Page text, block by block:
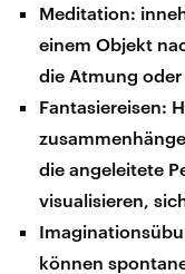
Meditation:
einem Objekt
die Atmung
Fantasiereisen:
die angeleitete
visualisieren,
können